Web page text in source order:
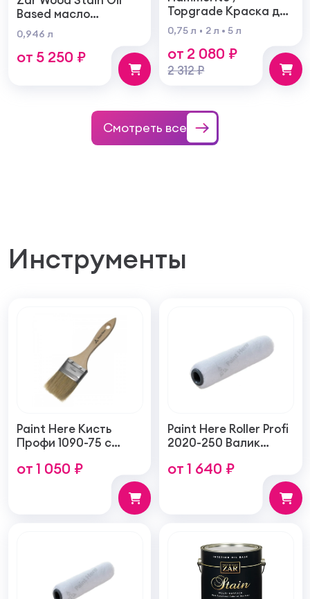
Based масло
тонирующая по
дереву
0,946 л
от 5 250 ₽
Topgrade Краска для
металла с
молотковым
эффектом
0,75 л 2 л 5 л
от 2 080 ₽
2 312 ₽
Смотреть все
Инструменты
Paint Here Кисть
Профи 1090-75 с
щетиной плоская
от 1 050 ₽
Paint Here Roller Profi
2020-250 Валик
тонкую гладкую
структуру покрытия
от 1 640 ₽